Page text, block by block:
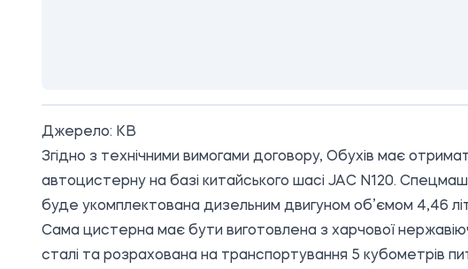
Джерело: КВ
Згідно з технічними вимогами договору, Обухів має
автоцистерну на базі китайського шасі JAC N120.
буде укомплектована дизельним двигуном об’ємом 4,46
Сама цистерна має бути виготовлена з харчової
сталі та розрахована на транспортування 5 кубометрів